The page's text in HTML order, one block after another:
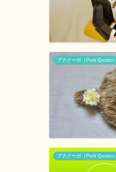
プチクーボ（Petit Qoobo）
プチクーボ（Petit Qoobo）